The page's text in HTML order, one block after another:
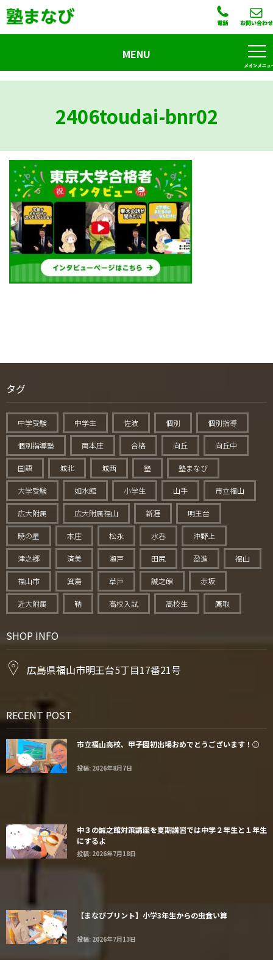
2406toudai-bnr02
タグ
中学受験 中学生 佐波 個別 個別指導
個別指導塾 南本庄 合格 向丘 向丘中
国語 城北 城西 塾 塾まなび
大学受験 如水館 小学生 山手 市立福山
広大附属 広大附属福山 新涯 明王台
暁の星 本庄 松永 水呑 沖野上
津之郷 済美 瀬戸 田尻 盈進 福山
福山市 箕島 草戸 誠之館 赤坂
近大附属 鞆 高校入試 高校生 鷹取
SHOP INFO
広島県福山市明王台5丁目17番21号
RECENT POST
市立福山高校、甲子園初出場おめでとうございます！⚾️
投稿: 2026年8月7日
中３の誠之館対策講座を夏期講習では中学２年生と１年生
にするよ
投稿: 2026年7月18日
【まなびプリント】小学3年生からの虫食い算
投稿: 2026年7月13日
MENU